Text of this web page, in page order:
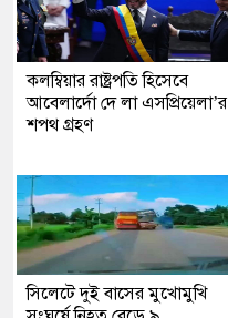
কলম্বিয়ার রাষ্ট্রপতি হিসেবে
আবেলার্দো দে লা এসপ্রিয়েলা’র
শপথ গ্রহণ
সিলেটে দুই বাসের মুখোমুখি